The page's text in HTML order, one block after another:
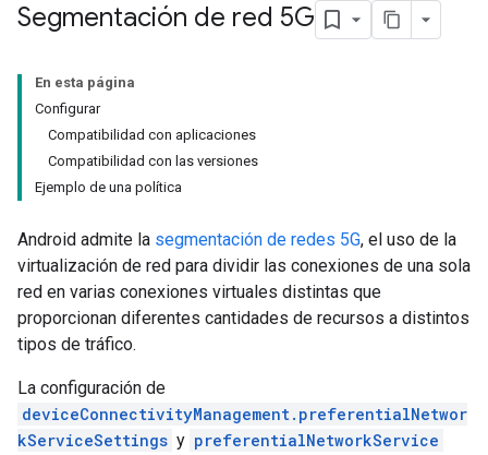
Segmentación de red 5G
En esta página
Configurar
Compatibilidad con aplicaciones
Compatibilidad con las versiones
Ejemplo de una política
Android admite la segmentación de redes 5G, el uso de la
virtualización de red para dividir las conexiones de una sola
red en varias conexiones virtuales distintas que
proporcionan diferentes cantidades de recursos a distintos
tipos de tráfico.
La configuración de
deviceConnectivityManagement.preferentialNetwor
kServiceSettings y preferentialNetworkService